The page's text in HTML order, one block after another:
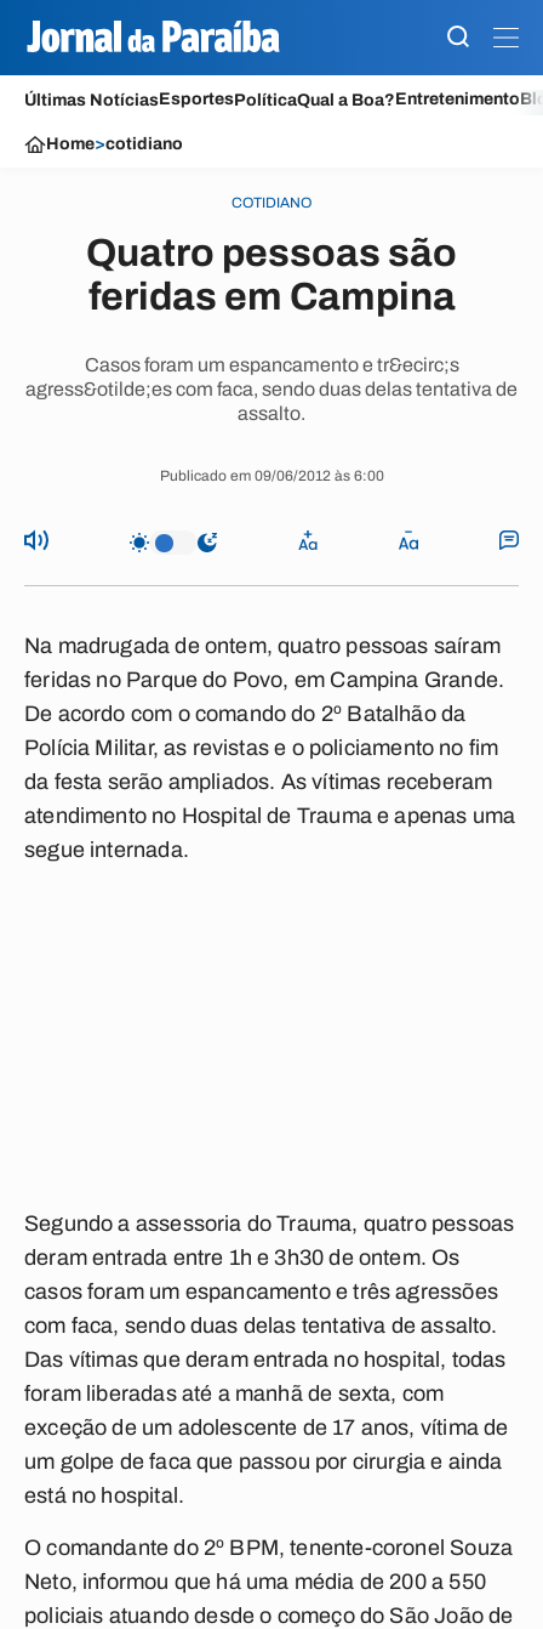
Últimas NotíciasEsportesPolíticaQual a Boa?Entretenimento
Home>cotidiano
COTIDIANO
Quatro pessoas são
feridas em Campina
Casos foram um espancamento e tr&ecirc;s
agress&otilde;es com faca, sendo duas delas tentativa de
assalto.
Publicado em 09/06/2012 às 6:00
Na madrugada de ontem, quatro pessoas saíram
feridas no Parque do Povo, em Campina Grande.
De acordo com o comando do 2º Batalhão da
Polícia Militar, as revistas e o policiamento no fim
da festa serão ampliados. As vítimas receberam
atendimento no Hospital de Trauma e apenas uma
segue internada.
Segundo a assessoria do Trauma, quatro pessoas
deram entrada entre 1h e 3h30 de ontem. Os
casos foram um espancamento e três agressões
com faca, sendo duas delas tentativa de assalto.
Das vítimas que deram entrada no hospital, todas
foram liberadas até a manhã de sexta, com
exceção de um adolescente de 17 anos, vítima de
um golpe de faca que passou por cirurgia e ainda
está no hospital.
O comandante do 2º BPM, tenente-coronel Souza
Neto, informou que há uma média de 200 a 550
policiais atuando desde o começo do São João de